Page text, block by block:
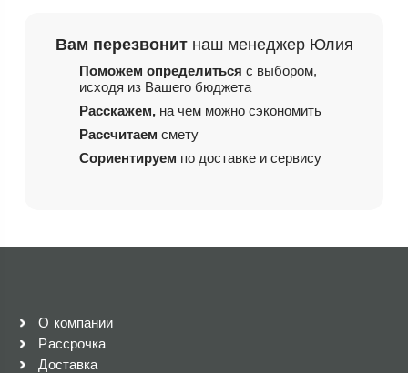
Вам перезвонит наш менеджер Юлия
Поможем определитьсяс выбором,
исходя из Вашего бюджета
Расскажем, на чем можно сэкономить
Рассчитаемсмету
Сориентируем по доставке и сервису
О компании
Рассрочка
Доставка